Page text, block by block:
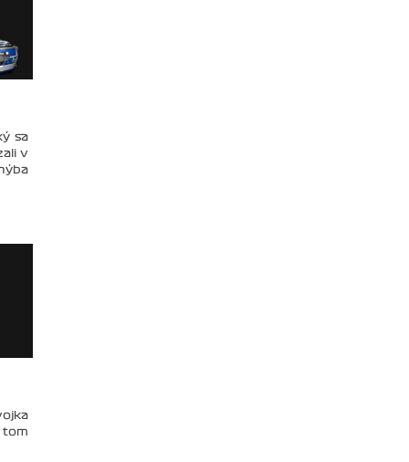
sa
v
tom